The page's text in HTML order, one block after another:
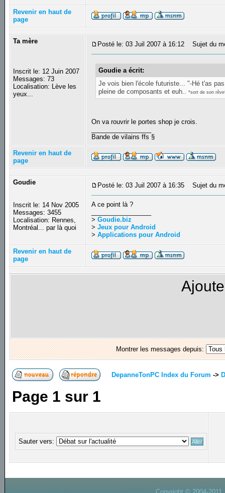
Revenir en haut de
page
Ta mère
Inscrit le: 12 Juin 2007
Messages: 73
Localisation: Lève les
yeux...
Posté le: 03 Juil 2007 à 16:12 Sujet du
Goudie a écrit:
Je vois bien l'école futuriste... "-Hé t'as
pleine de composants et euh..*sort de son
On va rouvrir le portes shop je crois.
Bande de vilains ffs §
Revenir en haut de
page
Goudie
Inscrit le: 14 Nov 2005
Messages: 3455
Localisation: Rennes,
Montréal... par là quoi
Posté le: 03 Juil 2007 à 16:35 Sujet du
A ce point là ?
>Goudie.biz
>Jeux pour Android
>Applications pour Android
Revenir en haut de
page
Montrer les messages depuis:
DepanneTonPC Index du Forum ->
Page 1 sur 1
Sauter vers: